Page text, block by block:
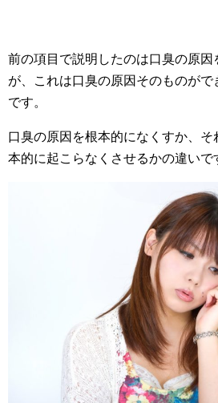
前の項目で説明したのは口臭の原因
が、これは口臭の原因そのものが
です。
口臭の原因を根本的になくすか、
本的に起こらなくさせるかの違いで